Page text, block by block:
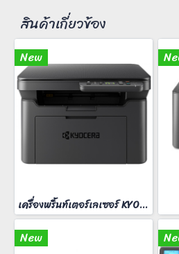
สินค้าเกี่ยวข้อง
New
เครื่องพริ้นท์เตอร์เลเซอร์ KYOCERA MA-2000W
New